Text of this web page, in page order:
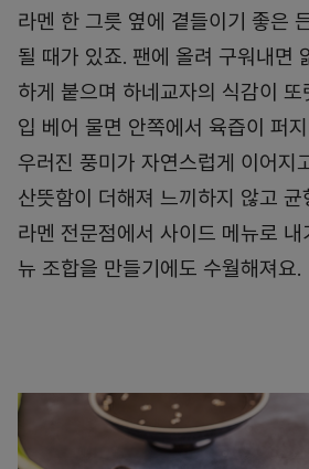
라멘 한 그릇 옆에 곁들이기 좋은
될 때가 있죠. 팬에 올려 구워내면
하게 붙으며 하네교자의 식감이
입 베어 물면 안쪽에서 육즙이 퍼
우러진 풍미가 자연스럽게 이어지
산뜻함이 더해져 느끼하지 않고
라멘 전문점에서 사이드 메뉴로 내
뉴 조합을 만들기에도 수월해져요.